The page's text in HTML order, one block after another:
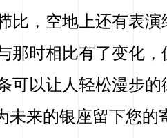
比，空地上还有表
那时相比有了变化
可以让人轻松漫步的
未来的银座留下您的